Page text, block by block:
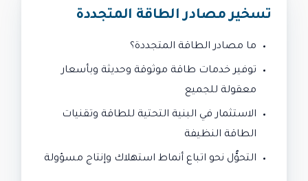
تسخير مصادر الطاقة المتجددة
ما مصادر الطاقة المتجددة؟
توفير خدمات طاقة موثوقة وحديثة وبأسعار
معقولة للجميع
الاستثمار في البنية التحتية للطاقة وتقنيات
الطاقة النظيفة
التحوُّل نحو اتباع أنماط استهلاك وإنتاج مسؤولة